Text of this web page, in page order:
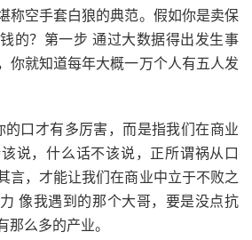
称空手套白狼的典范。假如你是卖保
的？第一步 通过大数据得出发生事
你就知道每年大概一万个人有五人发
的口才有多厉害，而是指我们在商业
说，什么话不该说，正所谓祸从口
言，才能让我们在商业中立于不败之
像我遇到的那个大哥，要是没点抗
那么多的产业。